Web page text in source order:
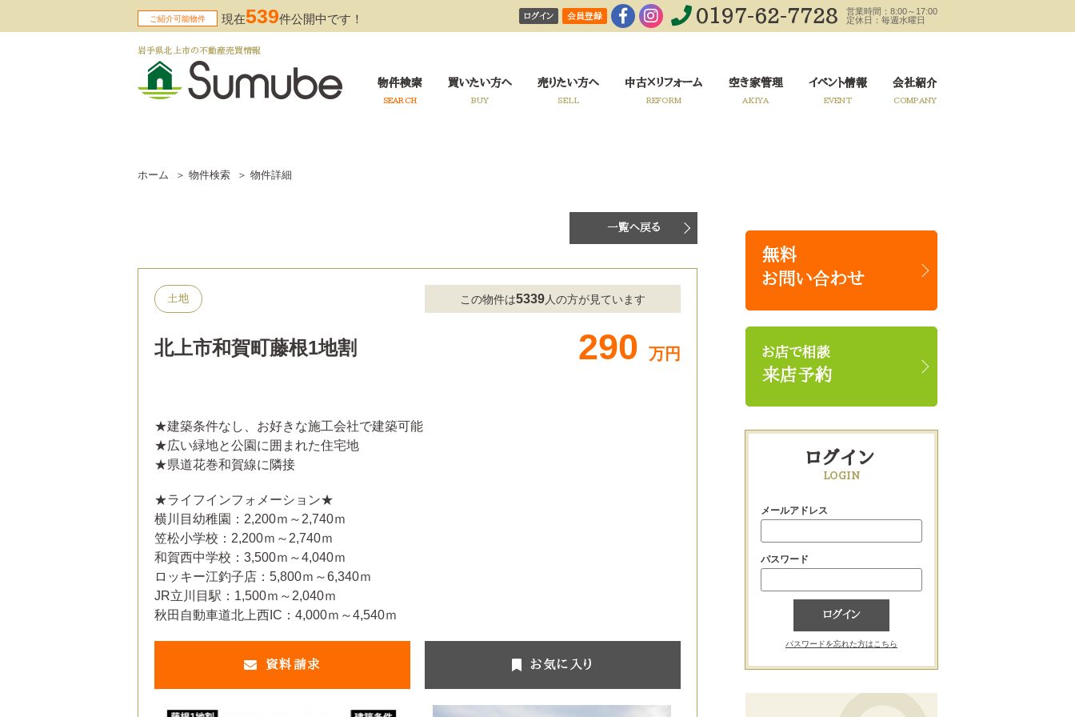
ご紹介可能物件 現在539件公開中です！ ログイン 会員登録 0197-62-7728
営業時間：8:00～17:00
定休日：毎週水曜日
岩手県北上市の不動産売買情報
物件検索
SEARCH
買いたい方へ
BUY
売りたい方へ
SELL
中古×リフォーム
REFORM
空き家管理
AKIYA
イベント情報
EVENT
会社紹介
COMPANY
ホーム 物件検索 物件詳細
一覧へ戻る
土地 この物件は5339人の方が見ています
北上市和賀町藤根1地割 290 万円
★建築条件なし、お好きな施工会社で建築可能
★広い緑地と公園に囲まれた住宅地
★県道花巻和賀線に隣接
★ライフインフォメーション★
横川目幼稚園：2,200ｍ～2,740ｍ
笠松小学校：2,200ｍ～2,740ｍ
和賀西中学校：3,500ｍ～4,040ｍ
ロッキー江釣子店：5,800ｍ～6,340ｍ
JR立川目駅：1,500ｍ～2,040ｍ
秋田自動車道北上西IC：4,000ｍ～4,540ｍ
資料請求 お気に入り
無料
お問い合わせ
お店で相談
来店予約
ログイン
LOGIN
メールアドレス
パスワード
ログイン
パスワードを忘れた方はこちら